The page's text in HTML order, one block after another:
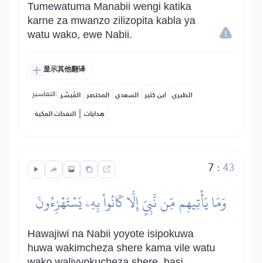
Tumewatuma Manabii wengi katika
karne za mwanzo zilizopita kabla ya
watu wako, ewe Nabii.
显示其他翻译
التفاسير: المُيسَّر المختصر السعدي ابن كثير الطبري
النفحات المكية | هدايات
7 :43
وَمَا يَأۡتِيهِم مِّن نَّبِيٍّ إِلَّا كَانُواْ بِهِۦ يَسۡتَهۡزِءُونَ
Hawajiwi na Nabii yoyote isipokuwa
huwa wakimcheza shere kama vile watu